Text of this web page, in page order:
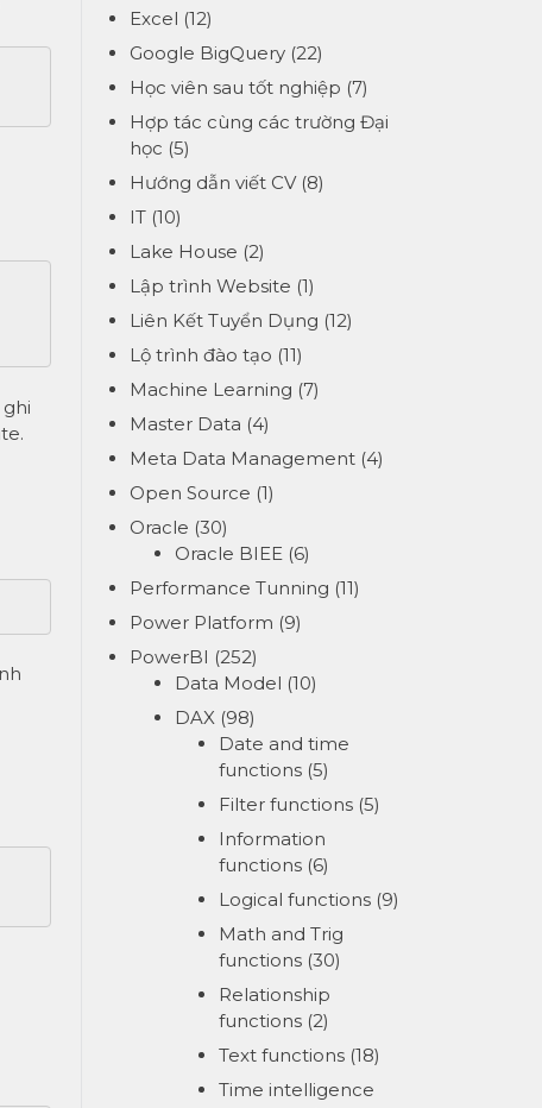
Excel (12)
Google BigQuery (22)
Học viên sau tốt nghiệp (7)
Hợp tác cùng các trường Đại
học (5)
Hướng dẫn viết CV(8)
IT (10)
Lake House (2)
Lập trình Website (1)
Liên Kết Tuyển Dụng (12)
Lộ trình đào tạo (11)
Machine Learning (7)
Master Data (4)
Meta Data Management (4)
Open Source (1)
Oracle (30)
Oracle BIEE(6)
Performance Tunning (11)
Power Platform (9)
PowerBI (252)
Data Model (10)
DAX(98)
Date and time
functions (5)
Filter functions (5)
Information
functions (6)
Logical functions (9)
Math and Trig
functions (30)
Relationship
functions (2)
Text functions (18)
Time intelligence